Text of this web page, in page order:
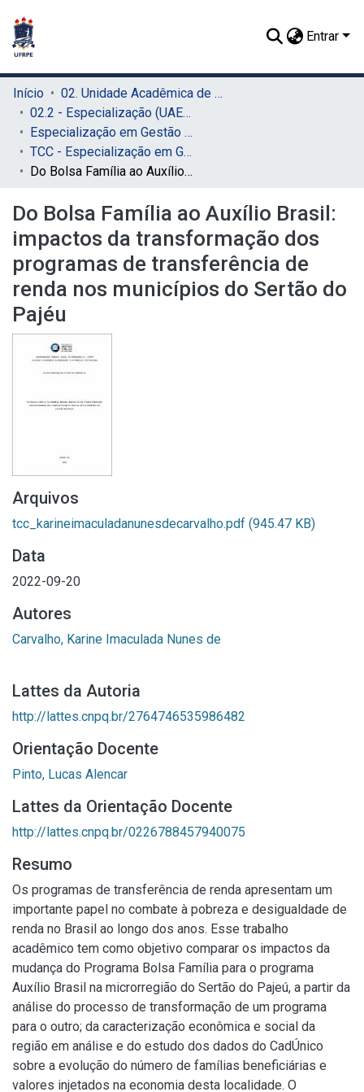
Entrar
Início
02. Unidade Acadêmica de Educação a Distância e Tecnologia (UAEADTec)
02.2 - Especialização (UAEADTec)
Especialização em Gestão Pública Municipal (UAEADTec)
TCC - Especialização em Gestão Pública Municipal (UAEADTec)
Do Bolsa Família ao Auxílio Brasil: impactos da transformação dos programas de transferência de renda nos municípios do Sertão do Pajéu
Do Bolsa Família ao Auxílio Brasil:
impactos da transformação dos
programas de transferência de
renda nos municípios do Sertão do
Pajéu
Arquivos
tcc_karineimaculadanunesdecarvalho.pdf (945.47 KB)
Data
2022-09-20
Autores
Carvalho, Karine Imaculada Nunes de
Lattes da Autoria
http://lattes.cnpq.br/2764746535986482
Orientação Docente
Pinto, Lucas Alencar
Lattes da Orientação Docente
http://lattes.cnpq.br/0226788457940075
Resumo
Os programas de transferência de renda apresentam um
importante papel no combate à pobreza e desigualdade de
renda no Brasil ao longo dos anos. Esse trabalho
acadêmico tem como objetivo comparar os impactos da
mudança do Programa Bolsa Família para o programa
Auxílio Brasil na microrregião do Sertão do Pajeú, a partir da
análise do processo de transformação de um programa
para o outro; da caracterização econômica e social da
região em análise e do estudo dos dados do CadÚnico
sobre a evolução do número de famílias beneficiárias e
valores injetados na economia desta localidade. O